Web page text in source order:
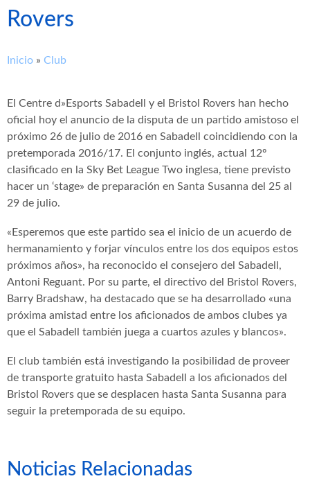
Rovers
Inicio » Club
El Centre d»Esports Sabadell y el Bristol Rovers han hecho
oficial hoy el anuncio de la disputa de un partido amistoso el
próximo 26 de julio de 2016 en Sabadell coincidiendo con la
pretemporada 2016/17. El conjunto inglés, actual 12º
clasificado en la Sky Bet League Two inglesa, tiene previsto
hacer un ‘stage» de preparación en Santa Susanna del 25 al
29 de julio.
«Esperemos que este partido sea el inicio de un acuerdo de
hermanamiento y forjar vínculos entre los dos equipos estos
próximos años», ha reconocido el consejero del Sabadell,
Antoni Reguant. Por su parte, el directivo del Bristol Rovers,
Barry Bradshaw, ha destacado que se ha desarrollado «una
próxima amistad entre los aficionados de ambos clubes ya
que el Sabadell también juega a cuartos azules y blancos».
El club también está investigando la posibilidad de proveer
de transporte gratuito hasta Sabadell a los aficionados del
Bristol Rovers que se desplacen hasta Santa Susanna para
seguir la pretemporada de su equipo.
Noticias Relacionadas